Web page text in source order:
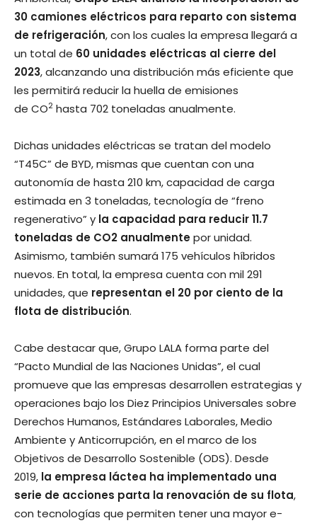
30 camiones eléctricos para reparto con sistema
de refrigeración, con los cuales la empresa llegará a
un total de 60 unidades eléctricas al cierre del
2023, alcanzando una distribución más eficiente que
les permitirá reducir la huella de emisiones
de CO2 hasta 702 toneladas anualmente.
Dichas unidades eléctricas se tratan del modelo
“T45C” de BYD, mismas que cuentan con una
autonomía de hasta 210 km, capacidad de carga
estimada en 3 toneladas, tecnología de “freno
regenerativo” y la capacidad para reducir 11.7
toneladas de CO2 anualmentepor unidad.
Asimismo, también sumará 175 vehículos híbridos
nuevos. En total, la empresa cuenta con mil 291
unidades, que representan el 20 por ciento de la
flota de distribución.
Cabe destacar que, Grupo LALA forma parte del
“Pacto Mundial de las Naciones Unidas”, el cual
promueve que las empresas desarrollen estrategias y
operaciones bajo los Diez Principios Universales sobre
Derechos Humanos, Estándares Laborales, Medio
Ambiente y Anticorrupción, en el marco de los
Objetivos de Desarrollo Sostenible (ODS). Desde
2019, la empresa láctea ha implementado una
serie de acciones parta la renovación de su flota,
con tecnologías que permiten tener una mayor e­